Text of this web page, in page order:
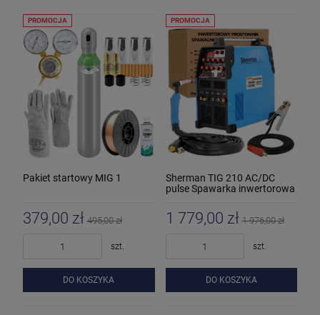
Pakiet startowy MIG 1
379,00 zł 495,00 zł
szt.
DO KOSZYKA
PROMOCJA
Sherman TIG 210 AC/DC
pulse Spawarka inwertorowa
1 779,00 zł 1 976,00 zł
szt.
DO KOSZYKA
PROMOCJA